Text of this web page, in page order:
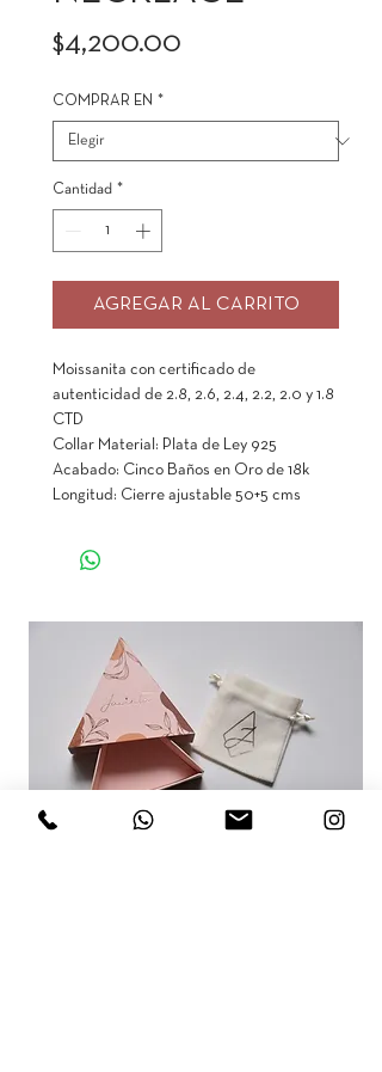
$4,200.00
COMPRAR EN *
Cantidad *
AGREGAR AL CARRITO
Moissanita con certificado de
autenticidad de 2.8, 2.6, 2.4, 2.2, 2.0 y 1.8
CTD
Collar Material: Plata de Ley 925
Acabado: Cinco Baños en Oro de 18k
Longitud: Cierre ajustable 50+5 cms